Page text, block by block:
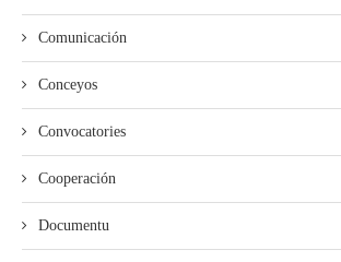
Comunicación
Conceyos
Convocatories
Cooperación
Documentu